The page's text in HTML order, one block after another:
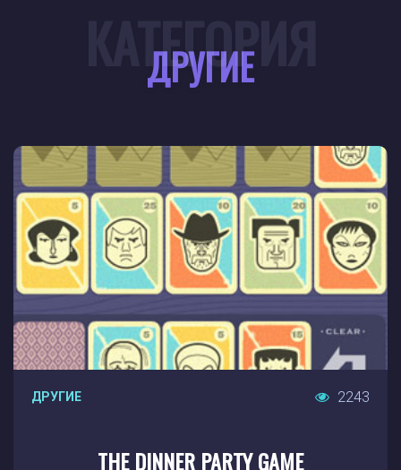
ДРУГИЕ
КАТЕГОРИЯ
ДРУГИЕ 2243
THE DINNER PARTY GAME